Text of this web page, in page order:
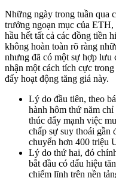
Những ngày trong tuần qua
trưởng ngoạn mục của
hầu hết tất cả các đồng tiền
không hoàn toàn rõ ràng
nhưng đã có một sự hợp lưu
nhận một cách tích cực
đẩy hoạt động tăng giá này.
Lý do đầu tiên, theo
hành hôm thứ năm
thúc đẩy mạnh việc
chấp sự suy thoái gần
chuyển hơn 400 triệu
Lý do thứ hai, đó
bắt đầu có dấu hiệu
chiếm lĩnh trên nền